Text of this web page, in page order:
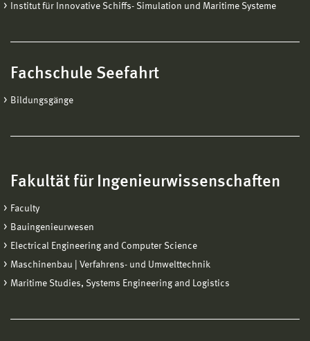
Institut für Innovative Schiffs- Simulation und Maritime Systeme
Fachschule Seefahrt
Bildungsgänge
Fakultät für Ingenieurwissenschaften
Faculty
Bauingenieurwesen
Electrical Engineering and Computer Science
Maschinenbau | Verfahrens- und Umwelttechnik
Maritime Studies, Systems Engineering and Logistics